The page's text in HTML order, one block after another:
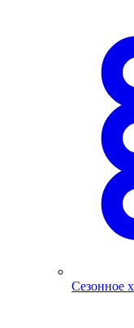
Сезонное